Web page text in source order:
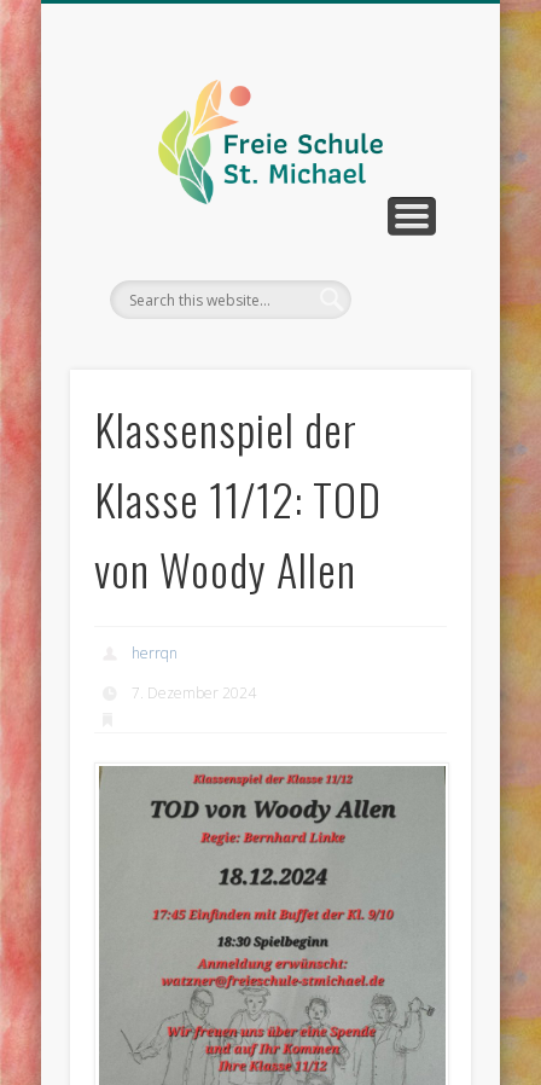
Klassenspiel der
Klasse 11/12: TOD
von Woody Allen
herrqn
7. Dezember 2024